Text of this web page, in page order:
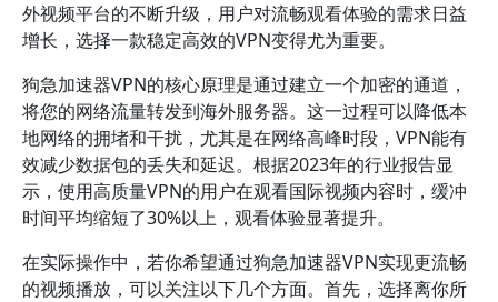
外视频平台的不断升级，用户对流畅观看体验的需求日益
增长，选择一款稳定高效的VPN变得尤为重要。
狗急加速器VPN的核心原理是通过建立一个加密的通道，
将您的网络流量转发到海外服务器。这一过程可以降低本
地网络的拥堵和干扰，尤其是在网络高峰时段，VPN能有
效减少数据包的丢失和延迟。根据2023年的行业报告显
示，使用高质量VPN的用户在观看国际视频内容时，缓冲
时间平均缩短了30%以上，观看体验显著提升。
在实际操作中，若你希望通过狗急加速器VPN实现更流畅
的视频播放，可以关注以下几个方面。首先，选择离你所